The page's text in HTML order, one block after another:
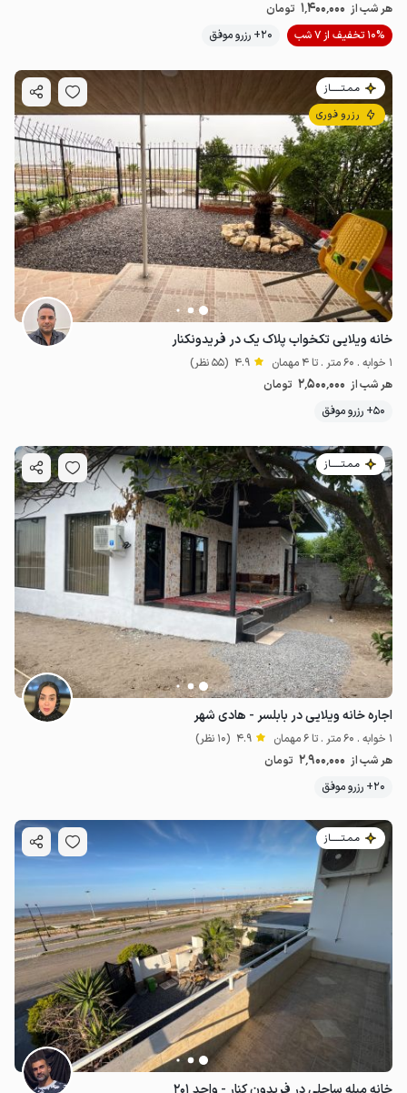
هر شب از 1٬400٬000 تومان
10% تخفیف از 7 شب
20+ رزرو موفق
مـمـتــــــاز
رزرو فوری
خانه ویلایی تکخواب پلاک یک در فریدونکنار
1 خوابه . 60 متر . تا 4 مهمان 4.9 (55 نظر)
هر شب از 2٬500٬000 تومان
50+ رزرو موفق
مـمـتــــــاز
اجاره خانه ویلایی در بابلسر - هادی شهر
1 خوابه . 60 متر . تا 6 مهمان 4.9 (10 نظر)
هر شب از 2٬900٬000 تومان
20+ رزرو موفق
مـمـتــــــاز